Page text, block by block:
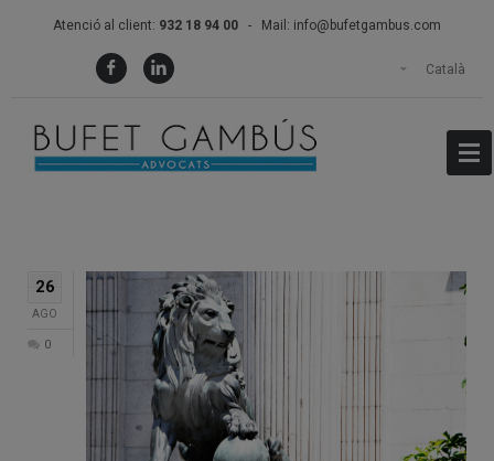
Atenció al client: 932 18 94 00 - Mail: info@bufetgambus.com
Català
26
AGO
0